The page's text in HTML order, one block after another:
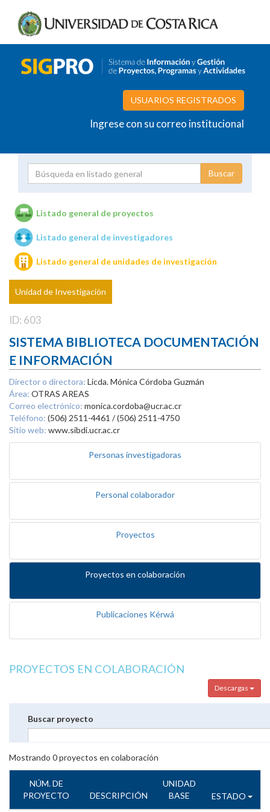
USUARIOS REGISTRADOS
Ingrese con su correo institucional
Unidades de investigación
Listado general de proyectos
Listado general de investigadores
Listado general de unidades de investigación
Unidad de Investigación
ID: 603
SISTEMA BIBLIOTECA DOCUMENTACIÓN
E INFORMACIÓN
Director o directora: Licda. Mónica Córdoba Guzmán
Área: OTRAS AREAS
Correo electrónico: monica.cordoba@ucr.ac.cr
Teléfono: (506) 2511-4461 / (506) 2511-4750
Sitio web: www.sibdi.ucr.ac.cr
Personas investigadoras
Personal colaborador
Proyectos
Proyectos en colaboración
Publicaciones Kérwá
PROYECTOS EN COLABORACIÓN
Descargas
Buscar proyecto
Mostrando 0proyectos en colaboración
NÚM. DE
PROYECTO
DESCRIPCIÓN
UNIDAD
BASE
ESTADO